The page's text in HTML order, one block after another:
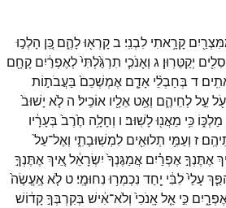
קָרָ֥אתִי לִבְנִֽי׃ בקָרְא֖וּלָהֶ֑ם כֵּ֚ן הָלְכ֣וּ
יְקַטֵּרֽוּן׃ ג וְאָנֹכִ֤י תִרְגַּ֙לְתִּי֙לְאֶפְרַ֔יִם קָחָ֖ם
ד בְּחַבְלֵ֨י אָדָ֤ם אֶמְשְׁכֵם֙ בַּעֲבֹת֣וֹת
עֹ֖לעַ֣ללְחֵיהֶ֑ם וְאַ֥ט אֵלָ֖יו אוֹכִֽיל׃ ה לֹ֤א יָשׁוּב֙
מַלְכּ֑וֹ כִּ֥י מֵאֲנ֖וּלָשֽׁוּב׃ ו וְחָלָ֥ה חֶ֙רֶב֙ בְּעָרָ֔יו
ז וְעַמִּ֥י תְלוּאִ֖ים לִמְשֽׁוּבָתִ֑י וְאֶל־עַל֙
אֶתֶּנְךָ֣אֶפְרַ֗יִם אֲמַגֶּנְךָ֙ יִשְׂרָאֵ֔לאֵ֚יךְאֶתֶּנְךָ֣
עָלַי֙לִבִּ֔י יַ֖חַד נִכְמְר֥וּ נִחוּמָֽי׃ ט לֹ֤אאֶֽעֱשֶׂה֙
כִּ֣י אֵ֤לאָֽנֹכִי֙ וְלֹא־אִ֔ישׁ בְּקִרְבְּךָ֣קָד֔וֹשׁ